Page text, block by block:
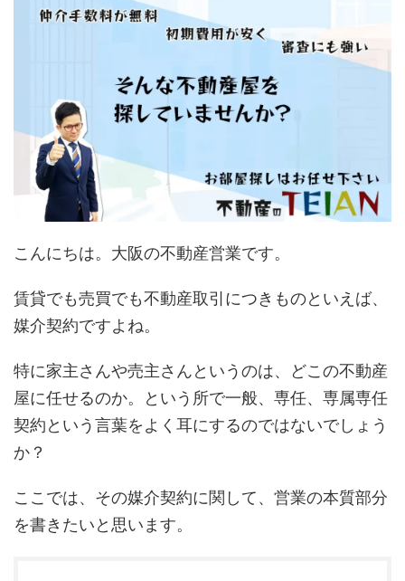
こんにちは。大阪の不動産営業です。
賃貸でも売買でも不動産取引につきものといえば、
媒介契約ですよね。
特に家主さんや売主さんというのは、どこの不動産
屋に任せるのか。という所で一般、専任、専属専任
契約という言葉をよく耳にするのではないでしょう
か？
ここでは、その媒介契約に関して、営業の本質部分
を書きたいと思います。